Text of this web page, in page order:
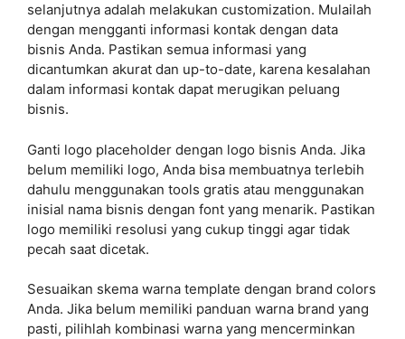
selanjutnya adalah melakukan customization. Mulailah
dengan mengganti informasi kontak dengan data
bisnis Anda. Pastikan semua informasi yang
dicantumkan akurat dan up-to-date, karena kesalahan
dalam informasi kontak dapat merugikan peluang
bisnis.
Ganti logo placeholder dengan logo bisnis Anda. Jika
belum memiliki logo, Anda bisa membuatnya terlebih
dahulu menggunakan tools gratis atau menggunakan
inisial nama bisnis dengan font yang menarik. Pastikan
logo memiliki resolusi yang cukup tinggi agar tidak
pecah saat dicetak.
Sesuaikan skema warna template dengan brand colors
Anda. Jika belum memiliki panduan warna brand yang
pasti, pilihlah kombinasi warna yang mencerminkan